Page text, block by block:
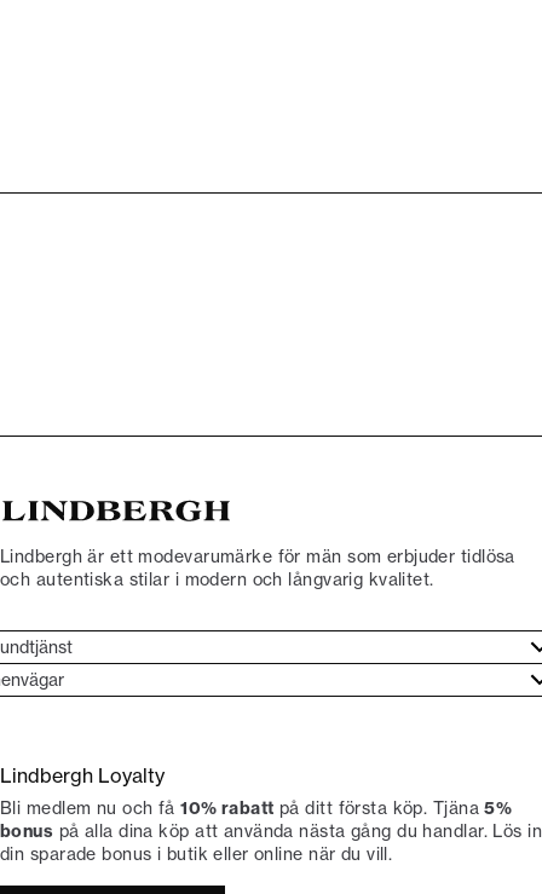
Lindbergh är ett modevarumärke för män som erbjuder tidlösa
och autentiska stilar i modern och långvarig kvalitet.
köp
Lindbergh-ambassadör
Lindbergh Loyalty
Bli medlem nu och få10% rabatt på ditt första köp. Tjäna5%
bonus på alla dina köp att använda nästa gång du handlar. Lös in
din sparade bonus i butik eller online när du vill.